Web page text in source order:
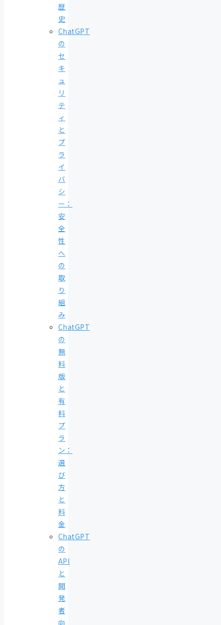
歴
史
ChatGPT
の
セ
キ
ュ
リ
テ
ィ
と
プ
ラ
イ
バ
シ
ー：
安
全
性
へ
の
取
り
組
み
ChatGPT
の
無
料
版
と
有
料
プ
ラ
ン：
選
び
方
と
料
金
ChatGPT
の
API
と
開
発
者
向